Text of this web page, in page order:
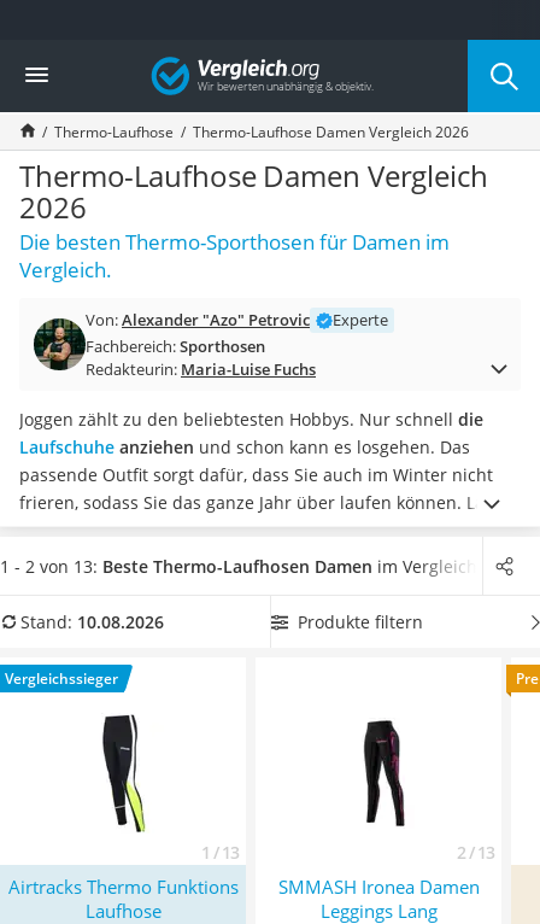
Die beliebtesten Vergleiche nach Kategorie
Freizeit & Sport
Gartentrampolin
Trampolin
Metalldetektor
Eufab-Fahrradträger
Trampolin 366 cm
Fahrradschloss
Aluminium-Koffer
Air Bike
E-Bike-Dreirad
Trekkingschuhe Herren
Reisetasche mit Rollen
Klimmzugstation
Koffer
Nachtsichtgerät
Faltschloss
Vibrationsplatte
Sicherheitsweste Reiten
Service
Vergleich
Thermo-Laufhose Thermo-Laufhose Damen Vergleich 2026
Thermo-Laufhose Damen Vergleich
2026
Die besten Thermo-Sporthosen für Damen im
Vergleich.
Von:Alexander "Azo" Petrovic
Experte
Fachbereich:Sporthosen
Redakteurin: Maria-Luise Fuchs
Joggen zählt zu den beliebtesten Hobbys. Nur schnell die
Laufschuhe anziehen und schon kann es losgehen. Das
passende Outfit sorgt dafür, dass Sie auch im Winter nicht
frieren, sodass Sie das ganze Jahr über laufen können. Laut
Online-Tests halten Thermo-Laufhosen für Damen besonders
warm. In unserem Vergleich finden Sie besonders
ersten Läufen bei tieferen Temperaturen nichts mehr im
ModellAirtracks Thermo Funktions Laufhose
Eigenschaften.
1 - 2 von 13: Beste Thermo-Laufhosen Damen im Vergleich
Stand: 10.08.2026 Produkte filtern
Vergleichssieger
1 / 13 2 / 13
Airtracks Thermo Funktions
Laufhose
SMMASH Ironea Damen
Leggings Lang